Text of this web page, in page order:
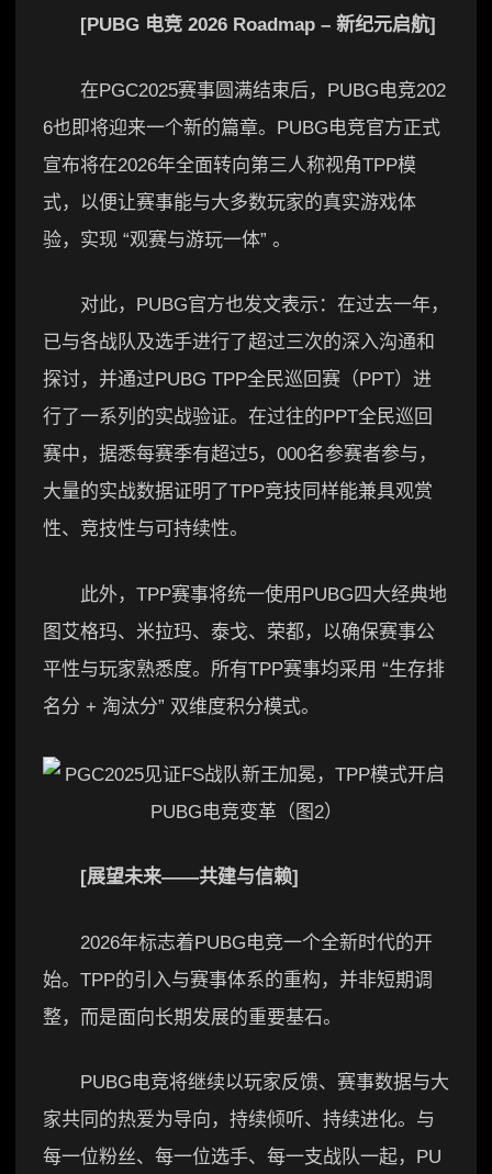
[PUBG 电竞 2026 Roadmap – 新纪元启航]
在PGC2025赛事圆满结束后，PUBG电竞202
6也即将迎来一个新的篇章。PUBG电竞官方正式
宣布将在2026年全面转向第三人称视角TPP模
式，以便让赛事能与大多数玩家的真实游戏体
验，实现 “观赛与游玩一体” 。
对此，PUBG官方也发文表示：在过去一年，
已与各战队及选手进行了超过三次的深入沟通和
探讨，并通过PUBG TPP全民巡回赛（PPT）进
行了一系列的实战验证。在过往的PPT全民巡回
赛中，据悉每赛季有超过5，000名参赛者参与，
大量的实战数据证明了TPP竞技同样能兼具观赏
性、竞技性与可持续性。
此外，TPP赛事将统一使用PUBG四大经典地
图艾格玛、米拉玛、泰戈、荣都，以确保赛事公
平性与玩家熟悉度。所有TPP赛事均采用 “生存排
名分 + 淘汰分” 双维度积分模式。
[展望未来——共建与信赖]
2026年标志着PUBG电竞一个全新时代的开
始。TPP的引入与赛事体系的重构，并非短期调
整，而是面向长期发展的重要基石。
PUBG电竞将继续以玩家反馈、赛事数据与大
家共同的热爱为导向，持续倾听、持续进化。与
每一位粉丝、每一位选手、每一支战队一起，PU